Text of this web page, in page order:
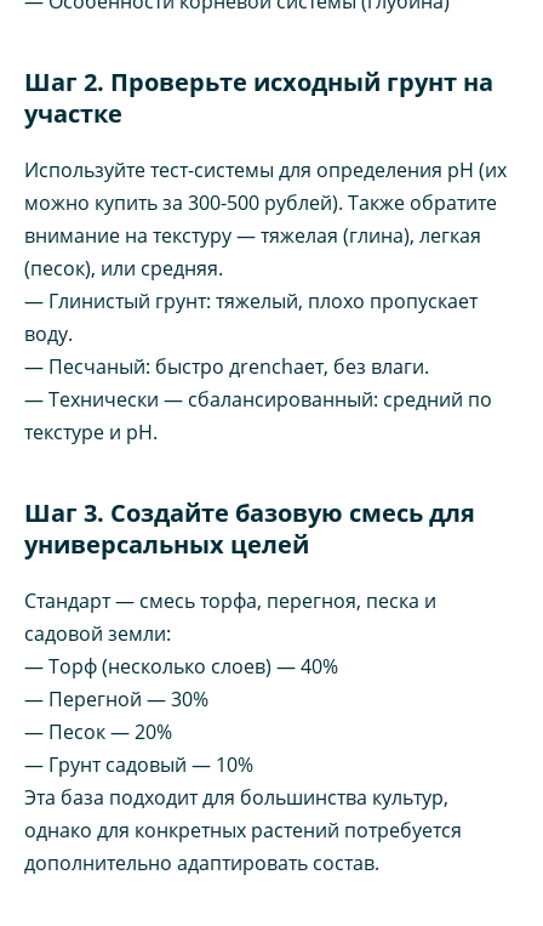
Шаг 2. Проверьте исходный грунт на
участке
Используйте тест-системы для определения pH (их
можно купить за 300-500 рублей). Также обратите
внимание на текстуру — тяжелая (глина), легкая
(песок), или средняя.
— Глинистый грунт: тяжелый, плохо пропускает
воду.
— Песчаный: быстро дrenchает, без влаги.
— Технически — сбалансированный: средний по
текстуре и pH.
Шаг 3. Создайте базовую смесь для
универсальных целей
Стандарт — смесь торфа, перегноя, песка и
садовой земли:
— Торф (несколько слоев) — 40%
— Перегной — 30%
— Песок — 20%
— Грунт садовый — 10%
Эта база подходит для большинства культур,
однако для конкретных растений потребуется
дополнительно адаптировать состав.